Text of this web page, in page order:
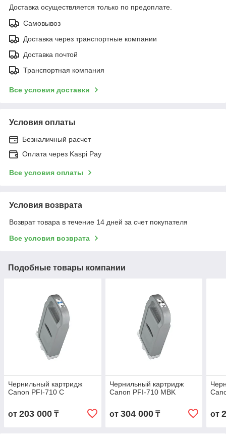
Доставка осуществляется только по предоплате.
Самовывоз
Доставка через транспортные компании
Доставка почтой
Транспортная компания
Все условия доставки
Условия оплаты
Безналичный расчет
Оплата через Kaspi Pay
Все условия оплаты
Условия возврата
Возврат товара в течение 14 дней за счет покупателя
Все условия возврата
Подобные товары компании
Чернильный картридж
Canon PFI-710 C
от 203 000 ₸
Чернильный картридж
Canon PFI-710 MBK
от 304 000₸ от